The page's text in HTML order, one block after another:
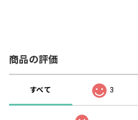
商品の評価
すべて 3